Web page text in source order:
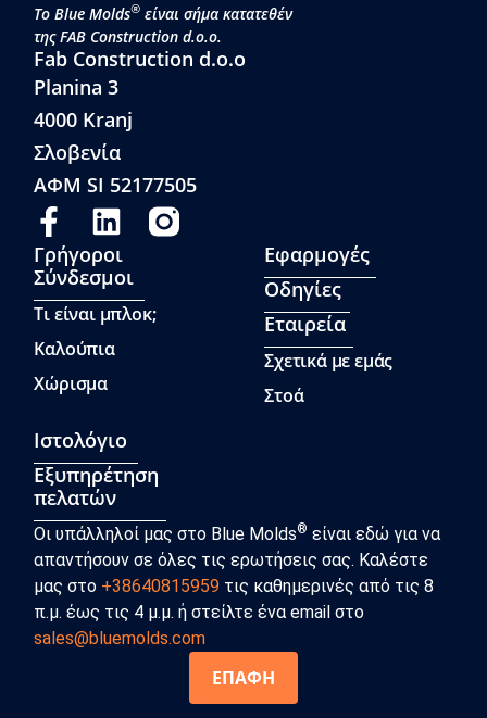
Το Blue Molds® είναι σήμα κατατεθέν
της FAB Construction d.o.o.
Fab Construction d.o.o
Planina 3
4000 Kranj
Σλοβενία
ΑΦΜ SI 52177505
Γρήγοροι
Σύνδεσμοι
Τι είναι μπλοκ;
Καλούπια
Χώρισμα
Εφαρμογές
Οδηγίες
Εταιρεία
Σχετικά με εμάς
Στοά
Ιστολόγιο
Εξυπηρέτηση
πελατών
Οι υπάλληλοί μας στο Blue Molds® είναι εδώ για να
απαντήσουν σε όλες τις ερωτήσεις σας. Καλέστε
μας στο +38640815959 τις καθημερινές από τις 8
π.μ. έως τις 4 μ.μ. ή στείλτε ένα email στο
sales@bluemolds.com
ΕΠΑΦΗ